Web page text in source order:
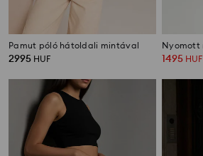
Pamut póló hátoldali mintával
2995 HUF 1495 HUF